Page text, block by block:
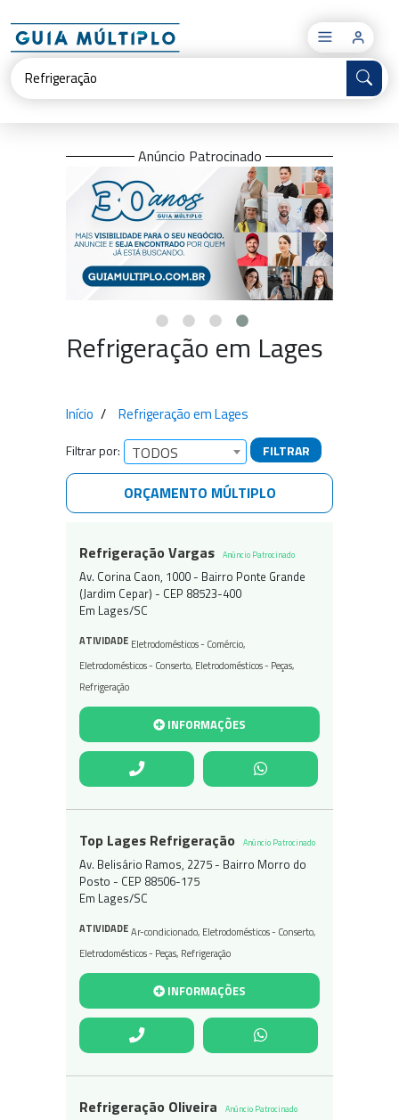
×
Anúncio Patrocinado
Refrigeração em Lages
Início Refrigeração em Lages
Filtrar por: TODOS FILTRAR
ORÇAMENTO MÚLTIPLO
Refrigeração Vargas Anúncio Patrocinado
Av. Corina Caon, 1000 - Bairro Ponte Grande
(Jardim Cepar) - CEP 88523-400
Em Lages/SC
ATIVIDADE Eletrodomésticos - Comércio,
Eletrodomésticos - Conserto, Eletrodomésticos - Peças,
Refrigeração
INFORMAÇÕES
Top Lages Refrigeração Anúncio Patrocinado
Av. Belisário Ramos, 2275 - Bairro Morro do
Posto - CEP 88506-175
Em Lages/SC
ATIVIDADEAr-condicionado, Eletrodomésticos - Conserto,
Eletrodomésticos - Peças, Refrigeração
INFORMAÇÕES
Refrigeração Oliveira Anúncio Patrocinado